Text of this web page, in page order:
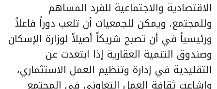
الاقتصادية والاجتماعية للفرد المساهم
وللمجتمع. ويمكن للجمعيات أن تلعب دوراً فاعلاً
ورئيسياً في أن تصبح شريكاً أصيلاً لوزارة الإسكان
وصندوق التنمية العقارية إذا ابتعدت عن
التقليدية في إدارة وتنظيم العمل الاستثماري،
وإشاعت ثقافة العمل التعاوني في المجتمع